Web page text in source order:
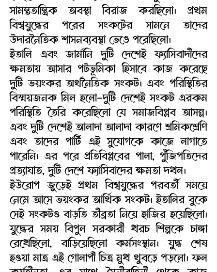
সামন্ততান্ত্রিক অবস্থা বিরাজ করছিলো। প্রথম
বিশ্বযুদ্ধের পরের সংকটের সামনে তাদের
উদারনৈতিক শাসনব্যবস্থা ভেঙে পরেছিলো।
ইতালি এবং জার্মানি দুটি দেশেই ফ্যাসিবাদীদের
ক্ষমতায় আসার পটভূমিকা হিসাবে কাজ করেছে
দুটি ভয়ংকর অর্থনৈতিক সংকট। এবং পরিস্থিতির
বিস্ময়জনক মিল হলো-দুটি দেশেই সংকট এরকম
পরিস্থিতি তৈরি করেছিলো যে সমাজবিপ্লব আসন্ন।
এবং দুটি দেশেই আলাদা আলাদা কারণে শ্রমিকশ্রেণি
এবং তাদের পার্টি এই সুযোগকে কাজে লাগাতে
পারেনি। এর পরে প্রতিবিপ্লবের পালা, পুঁজিপতিদের
প্রত্যাঘাত, দুটি দেশে ফ্যাসিবাদের ক্ষমতা দখল।
ইউরোপ জুড়েই প্রথম বিশ্বযুদ্ধের পরবর্তী সময়ে
নেমে আসে ভয়ংকর আর্থিক সংকট। ইতালির বুকে
সেই সংকটও বাড়তি তীব্রতা নিয়ে হাজির হয়েছিলো।
যুদ্ধের সময় বিপুল সরকারী খরচ শিল্পকে চাঙ্গা
রেখেছিলো, বাড়িয়েছিলো কর্মসংস্থান। যুদ্ধ শেষ
হওয়া মাত্র এই গোলাপী চিত্র মুখ থুবড়ে পড়লো। ফল